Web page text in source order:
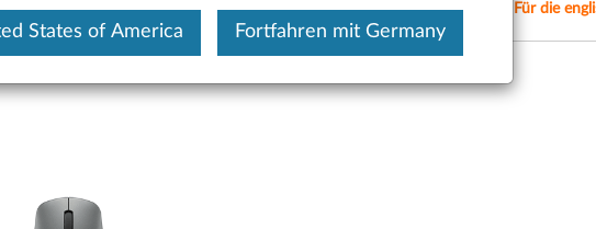
Dieser Beitrag wurde maschinell übersetzt. Für die
States of America Fortfahren mit Germany